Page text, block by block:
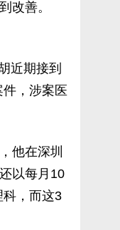
改善。
近期接到
，涉案医
他在深圳
以每月10
，而这3